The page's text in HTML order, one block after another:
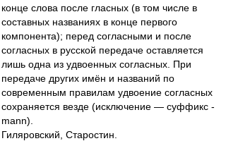
конце слова после гласных (в том числе в
составных названиях в конце первого
компонента); перед согласными и после
согласных в русской передаче оставляется
лишь одна из удвоенных согласных. При
передаче других имён и названий по
современным правилам удвоение согласных
сохраняется везде (исключение — суффикс -
mann).
Гиляровский, Старостин.